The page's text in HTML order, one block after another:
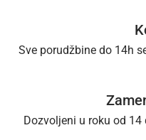
Sve porudžbine do 14h
Dozvoljeni u roku od